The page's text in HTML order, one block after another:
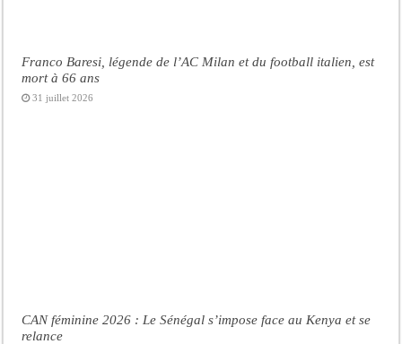
Franco Baresi, légende de l’AC Milan et du football italien, est
mort à 66 ans
31 juillet 2026
CAN féminine 2026 : Le Sénégal s’impose face au Kenya et se
relance